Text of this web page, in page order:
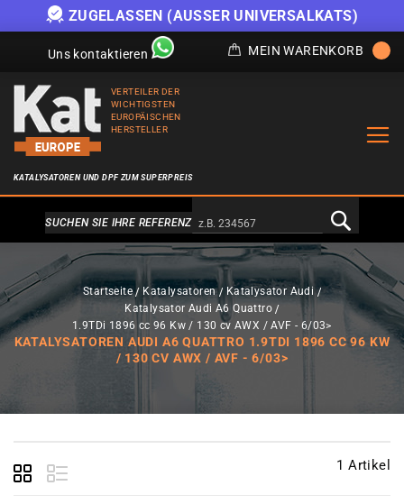
ZUGELASSEN (AUSSER UNIVERSALKATS)
Uns kontaktieren MEIN WARENKORB
VERTEILER DER
WICHTIGSTEN
EUROPÄISCHEN
HERSTELLER
KATALYSATOREN UND DPF ZUM SUPERPREIS
Alternativa a Doofinder
SUCHEN SIE IHRE REFERENZ
Startseite Katalysatoren
Katalysator Audi
Katalysator Audi A6 Quattro
1.9TDi 1896 cc 96 Kw / 130 cv AWX / AVF - 6/03>
KATALYSATOREN AUDI A6 QUATTRO 1.9TDI 1896 CC 96 KW
/ 130 CV AWX / AVF - 6/03>
1 Artikel